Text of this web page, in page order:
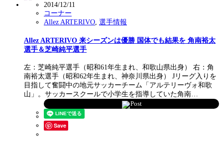
2014/12/11
コーナー
Allez ARTERIVO 選手情報
Allez ARTERIVO 来シーズンは優勝 国体でも結果を 角南裕太
選手＆芝崎純平選手
左：芝崎純平選手（昭和61年生まれ、和歌山県出身） 右：角
南裕太選手（昭和62年生まれ、神奈川県出身） Jリーグ入りを
目指して奮闘中の地元サッカーチーム「アルテリーヴォ和歌
山」。サッカースクールで小学生を指導していた角南…
Post
Save